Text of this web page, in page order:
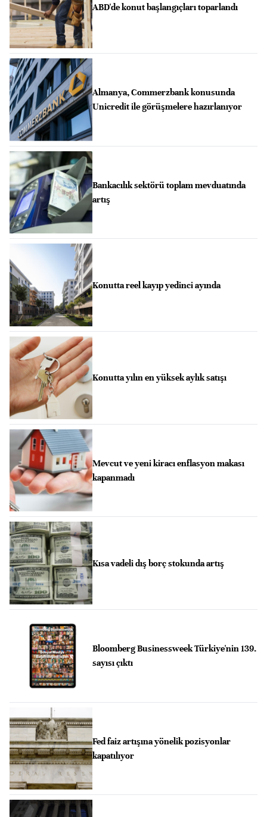
ABD'de konut başlangıçları toparlandı
Almanya, Commerzbank konusunda
Unicredit ile görüşmelere hazırlanıyor
Bankacılık sektörü toplam mevduatında
artış
Konutta reel kayıp yedinci ayında
Konutta yılın en yüksek aylık satışı
Mevcut ve yeni kiracı enflasyon makası
kapanmadı
Kısa vadeli dış borç stokunda artış
Bloomberg Businessweek Türkiye'nin 139.
sayısı çıktı
Fed faiz artışına yönelik pozisyonlar
kapatılıyor